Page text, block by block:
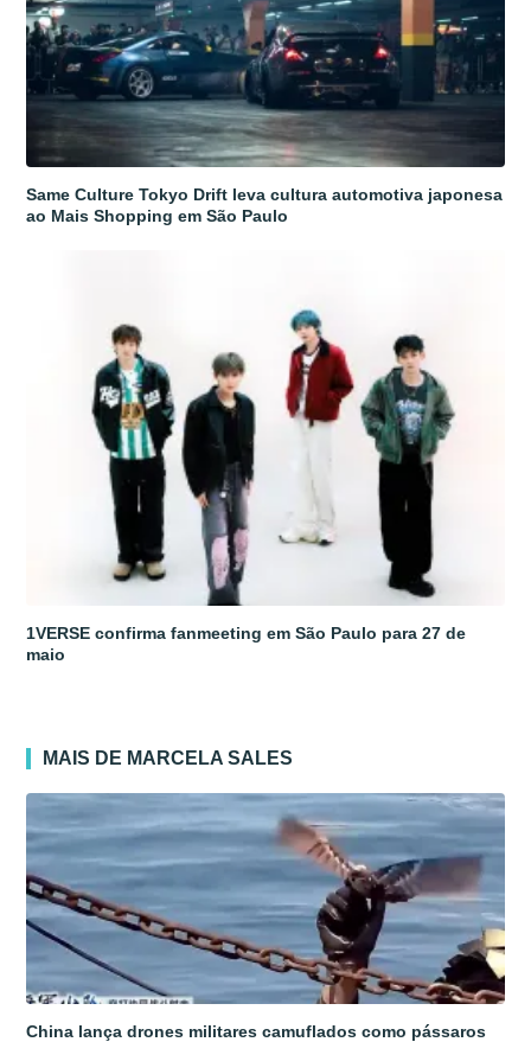
Same Culture Tokyo Drift leva cultura automotiva japonesa
ao Mais Shopping em São Paulo
1VERSE confirma fanmeeting em São Paulo para 27 de
maio
MAIS DE MARCELA SALES
China lança drones militares camuflados como pássaros